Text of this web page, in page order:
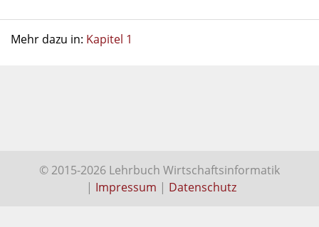
Mehr dazu in: Kapitel 1
© 2015-2026 Lehrbuch Wirtschaftsinformatik
| Impressum | Datenschutz